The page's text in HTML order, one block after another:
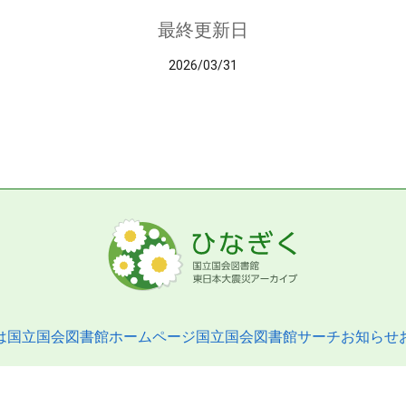
最終更新日
2026/03/31
国立国会図書館ホームページ国立国会図書館サーチお知らせ